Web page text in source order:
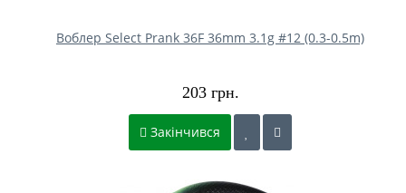
Воблер Select Prank 36F 36mm 3.1g #12 (0.3-0.5m)
203 грн.
Закінчився